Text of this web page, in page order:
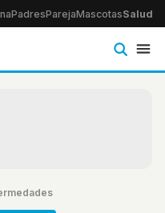
PadresParejaMascotasSalud